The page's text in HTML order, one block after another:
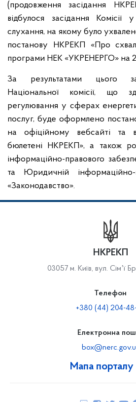
(продовження засідання
відбулося засідання Комісії
слухання, на якому було
постанову НКРЕКП «Про
програми НЕК «УКРЕНЕРГО» на
За результатами цього
Національної комісії, що
регулювання у сферах
послуг, буде оформлено
на офіційному вебсайті та
бюлетені НКРЕКП», а також
інформаційно-правового
та Юридичній інформаційно-
«Законодавство».
Мапа порталу
НКРЕКП
03057 м. Київ, вул. Сімʼї
Телефон
+380 (44) 204-
Електронна